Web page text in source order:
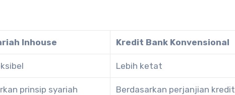
Inhouse Kredit Bank Konvensional
Lebih ketat
prinsip syariah Berdasarkan perjanjian kredit